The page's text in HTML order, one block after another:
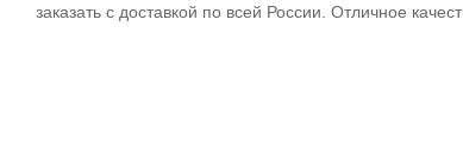
заказать с доставкой по всей России. Отличное